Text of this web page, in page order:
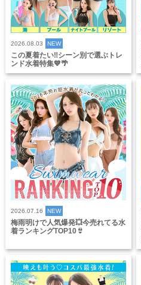
2026.08.03 NEW
この夏着たい‼️シーン別で選ぶトレ
ンド水着特集💙🌴
2026.07.16 NEW
梅雨明けで人気爆発💥今売れてる水
着ランキングTOP10👙